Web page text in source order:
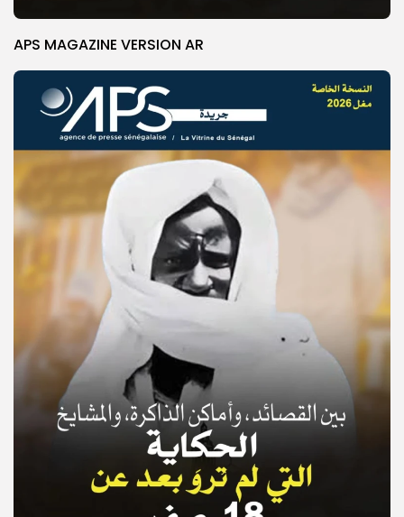
© Copyright 2025, APS
APS MAGAZINE VERSION AR